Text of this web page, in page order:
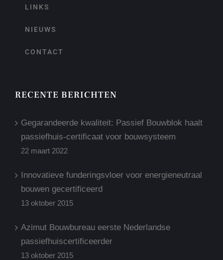
LINKS
NIEUWS
CONTACT
RECENTE BERICHTEN
Gegarandeerde kwaliteit: Passief Bouwblok haalt
passiefhuis-certificaat voor bouwsysteem
22 maart 2022
Innovatieve funderingsvloer voor energieneutraal
bouwen gecertificeerd
13 oktober 2015
Azimut Bouwbureau eerste Nederlandse
passiefhuiscertificeerder
13 oktober 2015